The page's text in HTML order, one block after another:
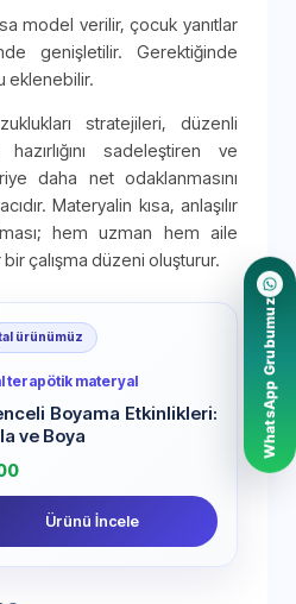
model verilir, çocuk yanıtlar
genişletilir. Gerektiğinde
eklenebilir.
stratejileri, düzenli
hazırlığını sadeleştiren ve
daha net odaklanmasını
Materyalin kısa, anlaşılır
hem uzman hem aile
çalışma düzeni oluşturur.
ürünümüz
terapötik materyal
Boyama Etkinlikleri:
ve Boya
Ürünü İncele
WhatsApp Grubumuz